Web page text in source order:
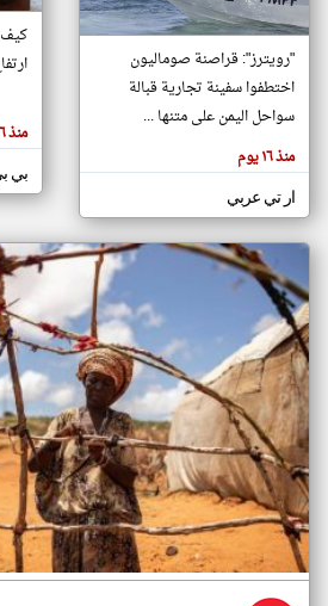
اخبار
أهم اخبار
المقالات
هنا عن
وجهة
نظر
كاتبيها.
"رويترز": قراصنة صوماليون
اختطفوا سفينة تجارية قبالة
سواحل اليمن على متنها ...
منذ ١٦ يوم
ار تي عربي
كيف
منذ ١٦ يوم
بي